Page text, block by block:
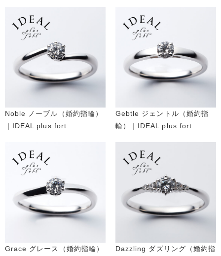
Noble ノーブル（婚約指輪）
｜IDEAL plus fort
Gebtle ジェントル（婚約指
輪）｜IDEAL plus fort
Grace グレース（婚約指輪） Dazzling ダズリング（婚約指